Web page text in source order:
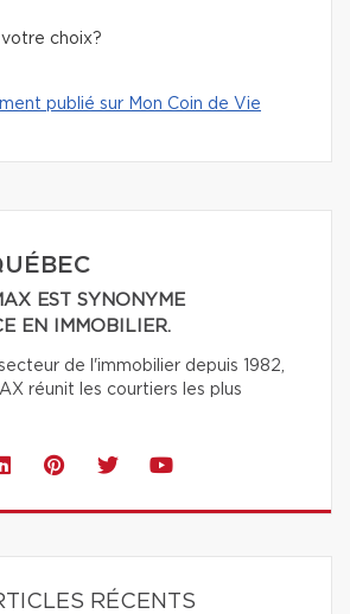
choix?
publié sur Mon Coin de Vie
EST SYNONYME
EN IMMOBILIER.
de l'immobilier depuis 1982,
réunit les courtiers les plus
RÉCENTS